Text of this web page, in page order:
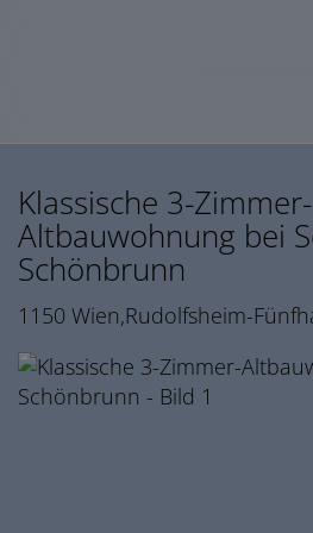
Klassische 3-Zimmer-
Altbauwohnung bei
Schönbrunn
1150 Wien,Rudolfsheim-